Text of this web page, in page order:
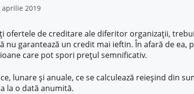
aprilie 2019
ofertele de creditare ale diferitor organizații,
nu garantează un credit mai ieftin. În afară de ea,
care pot spori prețul semnificativ.
lunare și anuale, ce se calculează reieșind din
la o dată anumită.